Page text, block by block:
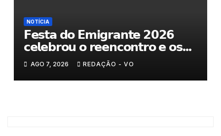
NOTÍCIA
𝗙𝗲𝘀𝘁𝗮 𝗱𝗼 𝗘𝗺𝗶𝗴𝗿𝗮𝗻𝘁𝗲 𝟮𝟬𝟮𝟲
𝗰𝗲𝗹𝗲𝗯𝗿𝗼𝘂 𝗼 𝗿𝗲𝗲𝗻𝗰𝗼𝗻𝘁𝗿𝗼 𝗲 𝗼𝘀
𝗹𝗮𝗰̧𝗼𝘀 𝗾𝘂𝗲 𝘂𝗻𝗲𝗺 𝗠𝘂𝗿𝗰̧𝗮
AGO 7, 2026 REDAÇÃO - VO